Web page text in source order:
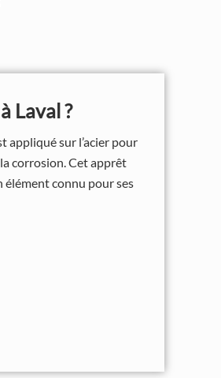
Laval ?
appliqué sur l’acier pour
corrosion. Cet apprêt
connu pour ses